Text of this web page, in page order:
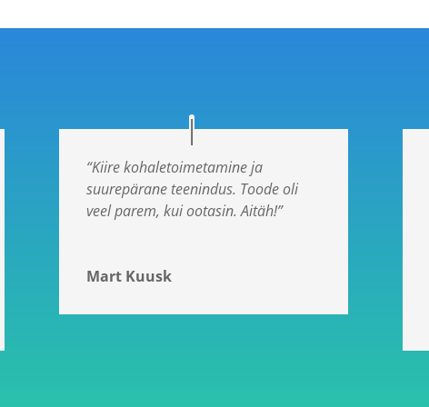
“Kiire kohaletoimetamine ja
suurepärane teenindus. Toode oli
veel parem, kui ootasin. Aitäh!”
Mart Kuusk